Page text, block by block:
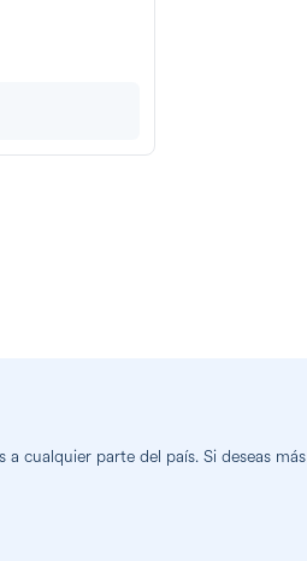
cualquier parte del país. Si deseas más